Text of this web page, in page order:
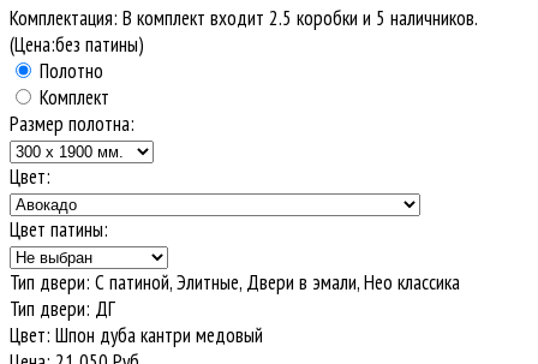
Комплектация: В комплект входит 2.5 коробки и 5 наличников.
(Цена:без патины)
Полотно
Комплект
Размер полотна:
Цвет:
Цвет патины:
Тип двери: С патиной, Элитные, Двери в эмали, Нео классика
Тип двери: ДГ
Цвет: Шпон дуба кантри медовый